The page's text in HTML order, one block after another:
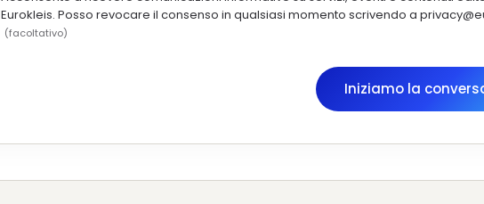
Eurokleis. Posso revocare il consenso in qualsiasi momento scrivendo a
(facoltativo)
Iniziamo la